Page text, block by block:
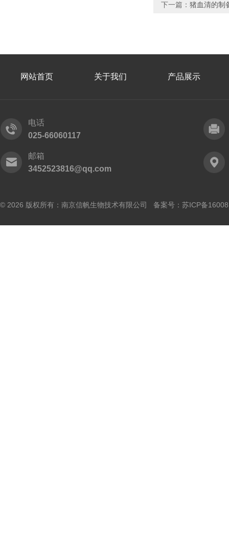
下一篇： 猪血清的制
网站首页 关于我们 产品展示
电话
025-66060117
邮箱
3452523816@qq.com
© 2026 版权所有：南京信帆生物技术有限公司 备案号： 苏ICP备